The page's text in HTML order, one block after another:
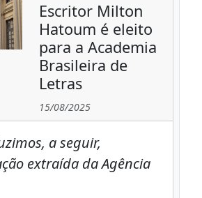
Escritor Milton
Hatoum é eleito
para a Academia
Brasileira de
Letras
15/08/2025
a seguir,
extraída da Agência